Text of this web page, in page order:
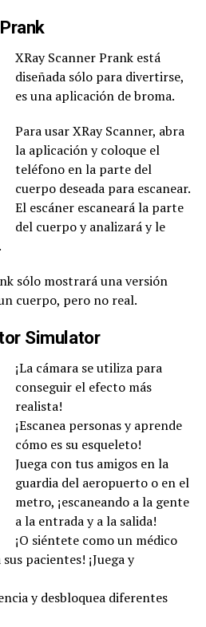
XRay Scanner Prank está
diseñada sólo para divertirse,
es una aplicación de broma.
Para usar XRay Scanner, abra
la aplicación y coloque el
teléfono en la parte del
cuerpo deseada para escanear.
El escáner escaneará la parte
del cuerpo y analizará y le
sólo mostrará una versión
cuerpo, pero no real.
Simulator
¡La cámara se utiliza para
conseguir el efecto más
realista!
¡Escanea personas y aprende
cómo es su esqueleto!
Juega con tus amigos en la
guardia del aeropuerto o en el
metro, ¡escaneando a la gente
a la entrada y a la salida!
¡O siéntete como un médico
pacientes! ¡Juega y
y desbloquea diferentes